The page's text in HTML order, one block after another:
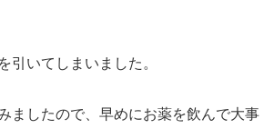
引いてしまいました。
ましたので、早めにお薬を飲んで大事